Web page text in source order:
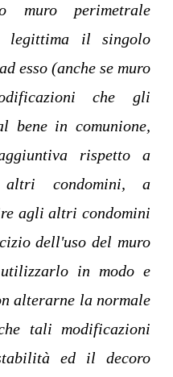
muro perimetrale
legittima il singolo
esso (anche se muro
che gli
bene in comunione,
rispetto a
condomini, a
agli altri condomini
dell'uso del muro
in modo e
alterarne la normale
tali modificazioni
ed il decoro